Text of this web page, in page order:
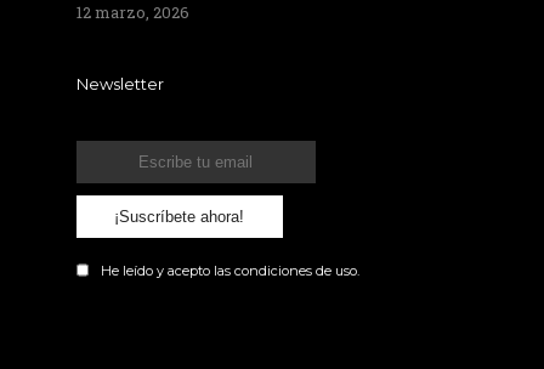
12 marzo, 2026
Newsletter
¡Suscríbete ahora!
He leído y acepto las condicionesde uso.